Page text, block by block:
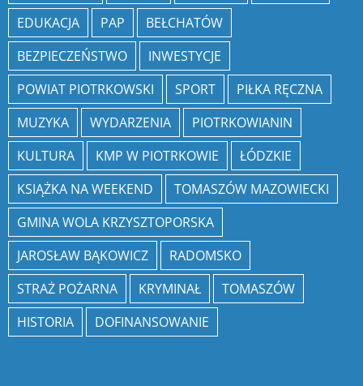
EDUKACJA
PAP
BEŁCHATÓW
BEZPIECZEŃSTWO
INWESTYCJE
POWIAT PIOTRKOWSKI
SPORT
PIŁKA RĘCZNA
MUZYKA
WYDARZENIA
PIOTRKOWIANIN
KULTURA
KMP W PIOTRKOWIE
ŁÓDZKIE
KSIĄŻKA NA WEEKEND
TOMASZÓW MAZOWIECKI
GMINA WOLA KRZYSZTOPORSKA
JAROSŁAW BĄKOWICZ
RADOMSKO
STRAŻ POŻARNA
KRYMINAŁ
TOMASZÓW
HISTORIA
DOFINANSOWANIE